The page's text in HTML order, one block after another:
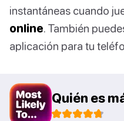
instantáneas cuando
online. También
aplicación para tu
Quién es